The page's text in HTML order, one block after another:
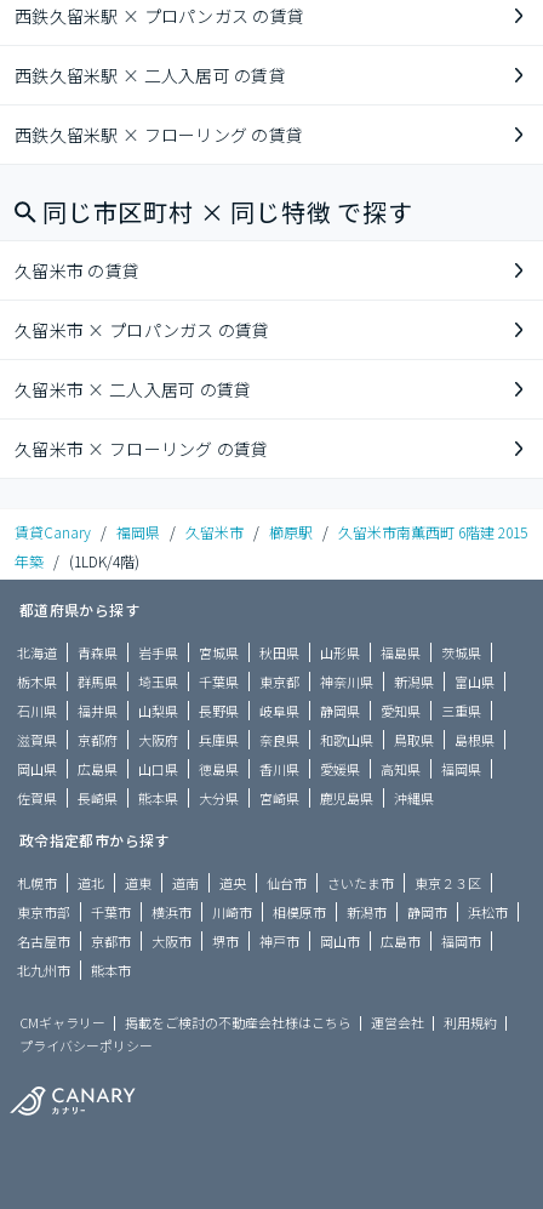
西鉄久留米駅 × プロパンガス の賃貸
西鉄久留米駅 × 二人入居可 の賃貸
西鉄久留米駅 × フローリング の賃貸
同じ市区町村 × 同じ特徴 で探す
久留米市 の賃貸
久留米市 × プロパンガス の賃貸
久留米市 × 二人入居可 の賃貸
久留米市 × フローリング の賃貸
賃貸Canary / 福岡県 / 久留米市 / 櫛原駅 / 久留米市南薫西町 6階建 2015
年築 / (1LDK/4階)
都道府県から探す
北海道 青森県 岩手県 宮城県 秋田県 山形県 福島県
茨城県
栃木県
群馬県 埼玉県 千葉県 東京都 神奈川県 新潟県
富山県
石川県
福井県 山梨県 長野県 岐阜県 静岡県 愛知県
三重県
滋賀県
京都府 大阪府 兵庫県 奈良県 和歌山県 鳥取県
島根県
岡山県
広島県 山口県 徳島県 香川県 愛媛県 高知県
福岡県
佐賀県
長崎県 熊本県 大分県 宮崎県 鹿児島県 沖縄県
政令指定都市から探す
札幌市 道北 道東 道南 道央 仙台市 さいたま市
東京２３区
東京市部
千葉市 横浜市 川崎市 相模原市 新潟市 静岡市
浜松市
名古屋市
京都市 大阪市 堺市 神戸市 岡山市 広島市
福岡市
北九州市
熊本市
CMギャラリー 掲載をご検討の不動産会社様はこちら 運営会社
利用規約
プライバシーポリシー